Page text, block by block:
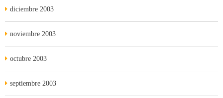
diciembre 2003
noviembre 2003
octubre 2003
septiembre 2003